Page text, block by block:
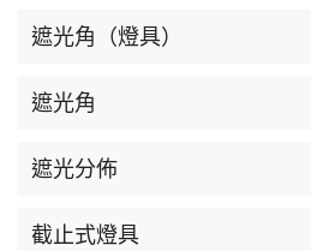
遮光角（燈具）
遮光角
遮光分佈
截止式燈具